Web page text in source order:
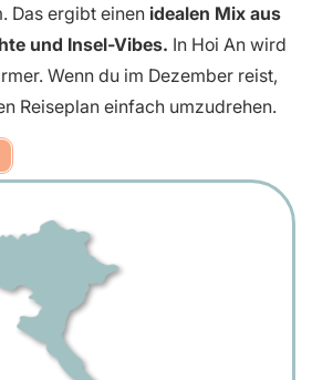
Das ergibt einen idealen Mix aus
und Insel-Vibes. In Hoi An wird
Wenn du im Dezember reist,
Reiseplan einfach umzudrehen.